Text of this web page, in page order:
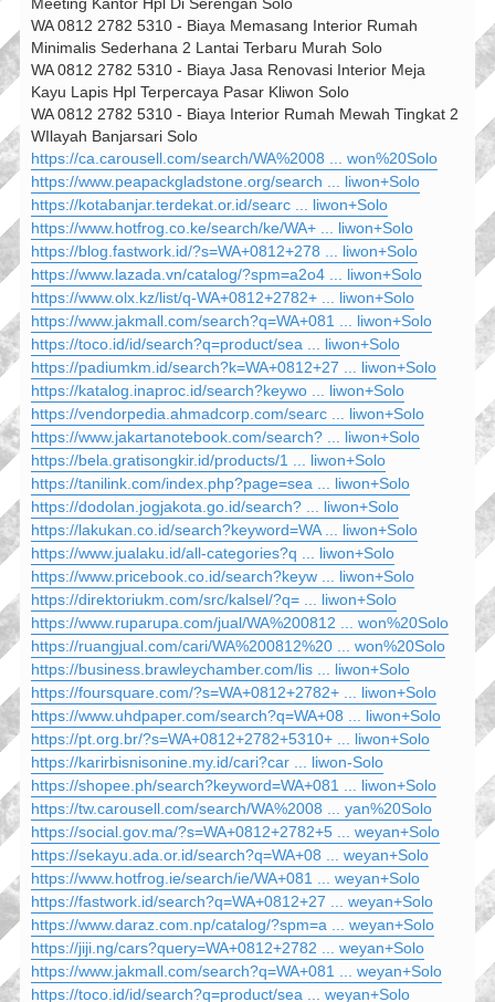
Meeting Kantor Hpl Di Serengan Solo
WA 0812 2782 5310 - Biaya Memasang Interior Rumah
Minimalis Sederhana 2 Lantai Terbaru Murah Solo
WA 0812 2782 5310 - Biaya Jasa Renovasi Interior Meja
Kayu Lapis Hpl Terpercaya Pasar Kliwon Solo
WA 0812 2782 5310 - Biaya Interior Rumah Mewah Tingkat 2
WIlayah Banjarsari Solo
https://ca.carousell.com/search/WA%2008 ... won%20Solo
https://www.peapackgladstone.org/search ... liwon+Solo
https://kotabanjar.terdekat.or.id/searc ... liwon+Solo
https://www.hotfrog.co.ke/search/ke/WA+ ... liwon+Solo
https://blog.fastwork.id/?s=WA+0812+278 ... liwon+Solo
https://www.lazada.vn/catalog/?spm=a2o4 ... liwon+Solo
https://www.olx.kz/list/q-WA+0812+2782+ ... liwon+Solo
https://www.jakmall.com/search?q=WA+081 ... liwon+Solo
https://toco.id/id/search?q=product/sea ... liwon+Solo
https://padiumkm.id/search?k=WA+0812+27 ... liwon+Solo
https://katalog.inaproc.id/search?keywo ... liwon+Solo
https://vendorpedia.ahmadcorp.com/searc ... liwon+Solo
https://www.jakartanotebook.com/search? ... liwon+Solo
https://bela.gratisongkir.id/products/1 ... liwon+Solo
https://tanilink.com/index.php?page=sea ... liwon+Solo
https://dodolan.jogjakota.go.id/search? ... liwon+Solo
https://lakukan.co.id/search?keyword=WA ... liwon+Solo
https://www.jualaku.id/all-categories?q ... liwon+Solo
https://www.pricebook.co.id/search?keyw ... liwon+Solo
https://direktoriukm.com/src/kalsel/?q= ... liwon+Solo
https://www.ruparupa.com/jual/WA%200812 ... won%20Solo
https://ruangjual.com/cari/WA%200812%20 ... won%20Solo
https://business.brawleychamber.com/lis ... liwon+Solo
https://foursquare.com/?s=WA+0812+2782+ ... liwon+Solo
https://www.uhdpaper.com/search?q=WA+08 ... liwon+Solo
https://pt.org.br/?s=WA+0812+2782+5310+ ... liwon+Solo
https://karirbisnisonine.my.id/cari?car ... liwon-Solo
https://shopee.ph/search?keyword=WA+081 ... liwon+Solo
https://tw.carousell.com/search/WA%2008 ... yan%20Solo
https://social.gov.ma/?s=WA+0812+2782+5 ... weyan+Solo
https://sekayu.ada.or.id/search?q=WA+08 ... weyan+Solo
https://www.hotfrog.ie/search/ie/WA+081 ... weyan+Solo
https://fastwork.id/search?q=WA+0812+27 ... weyan+Solo
https://www.daraz.com.np/catalog/?spm=a ... weyan+Solo
https://jiji.ng/cars?query=WA+0812+2782 ... weyan+Solo
https://www.jakmall.com/search?q=WA+081 ... weyan+Solo
https://toco.id/id/search?q=product/sea ... weyan+Solo